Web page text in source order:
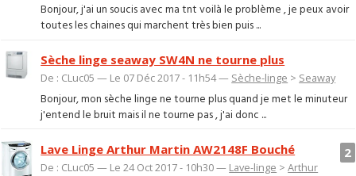
Bonjour, j'ai un soucis avec ma tnt voilà le problème , je peux avoir
toutes les chaines qui marchent très bien puis ...
Sèche linge seaway SW4N ne tourne plus
De : CLuc05 — Le 07 Déc 2017 - 11h54 — Sèche-linge > Seaway
Bonjour, mon sèche linge ne tourne plus quand je met le minuteur
j'entend le bruit mais il ne tourne pas , j'ai donc ...
2
Lave Linge Arthur Martin AW2148F Bouché
De : CLuc05 — Le 24 Oct 2017 - 10h30 — Lave-linge >Arthur